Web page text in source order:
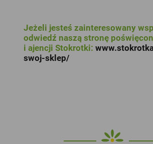
Jeżeli jesteś zainteresowany
odwiedź naszą stronę
i ajencji Stokrotki:
swoj-sklep/